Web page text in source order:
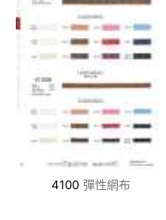
4100 彈性網布